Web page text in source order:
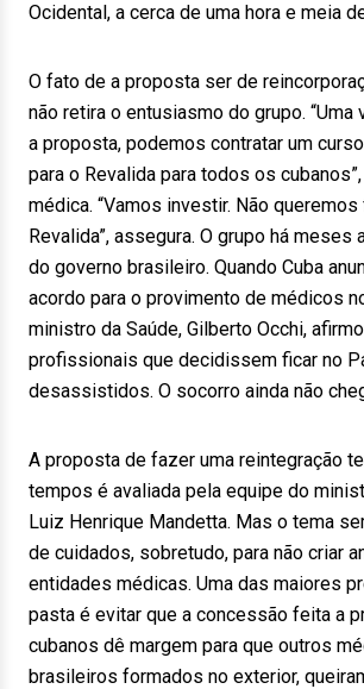
Ocidental, a cerca de uma hora e meia
O fato de a proposta ser de
não retira o entusiasmo do grupo.
a proposta, podemos contratar um
para o Revalida para todos os
médica. “Vamos investir. Não
Revalida”, assegura. O grupo há meses
do governo brasileiro. Quando Cuba
acordo para o provimento de médicos
ministro da Saúde, Gilberto Occhi,
profissionais que decidissem ficar no
desassistidos. O socorro ainda não
A proposta de fazer uma reintegração
tempos é avaliada pela equipe do
Luiz Henrique Mandetta. Mas o tema
de cuidados, sobretudo, para não criar
entidades médicas. Uma das maiores
pasta é evitar que a concessão feita a
cubanos dê margem para que outros
brasileiros formados no exterior,